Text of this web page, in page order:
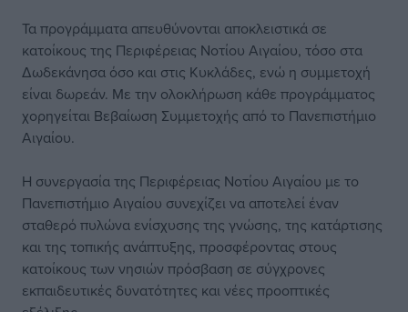
Τα προγράμματα απευθύνονται αποκλειστικά σε
κατοίκους της Περιφέρειας Νοτίου Αιγαίου, τόσο στα
Δωδεκάνησα όσο και στις Κυκλάδες, ενώ η συμμετοχή
είναι δωρεάν. Με την ολοκλήρωση κάθε προγράμματος
χορηγείται Βεβαίωση Συμμετοχής από το Πανεπιστήμιο
Αιγαίου.
Η συνεργασία της Περιφέρειας Νοτίου Αιγαίου με το
Πανεπιστήμιο Αιγαίου συνεχίζει να αποτελεί έναν
σταθερό πυλώνα ενίσχυσης της γνώσης, της κατάρτισης
και της τοπικής ανάπτυξης, προσφέροντας στους
κατοίκους των νησιών πρόσβαση σε σύγχρονες
εκπαιδευτικές δυνατότητες και νέες προοπτικές